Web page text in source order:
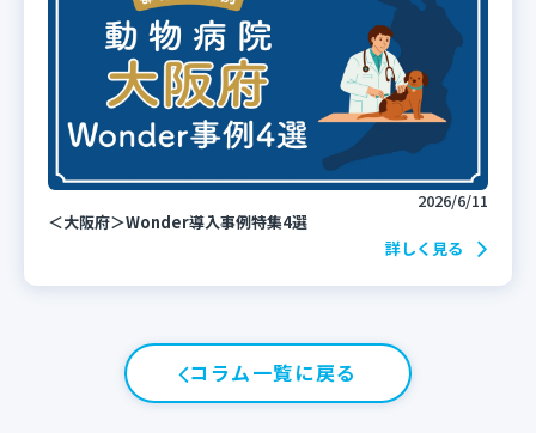
2026/6/11
＜大阪府＞Wonder導入事例特集4選
詳しく見る
コラム一覧に戻る